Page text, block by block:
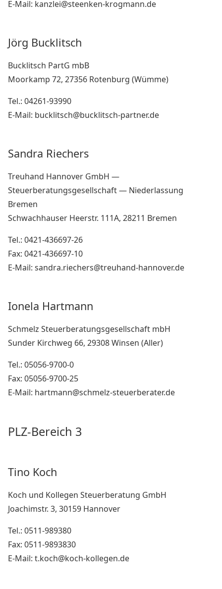
E-Mail: kanzlei@steenken-krogmann.de
Jörg Bucklitsch
Bucklitsch PartG mbB
Moorkamp 72, 27356 Rotenburg (Wümme)
Tel.: 04261-93990
E-Mail: bucklitsch@bucklitsch-partner.de
Sandra Riechers
Treuhand Hannover GmbH —
Steuerberatungsgesellschaft — Niederlassung
Bremen
Schwachhauser Heerstr. 111A, 28211 Bremen
Tel.: 0421-436697-26
Fax: 0421-436697-10
E-Mail: sandra.riechers@treuhand-hannover.de
Ionela Hartmann
Schmelz Steuerberatungsgesellschaft mbH
Sunder Kirchweg 66, 29308 Winsen (Aller)
Tel.: 05056-9700-0
Fax: 05056-9700-25
E-Mail: hartmann@schmelz-steuerberater.de
PLZ-Bereich 3
Tino Koch
Koch und Kollegen Steuerberatung GmbH
Joachimstr. 3, 30159 Hannover
Tel.: 0511-989380
Fax: 0511-9893830
E-Mail: t.koch@koch-kollegen.de